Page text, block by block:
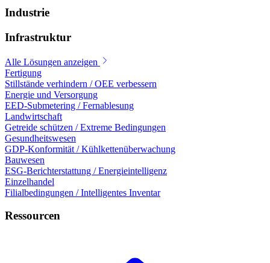
Industrie
Infrastruktur
Alle Lösungen anzeigen
Fertigung
Stillstände verhindern / OEE verbessern
Energie und Versorgung
EED-Submetering / Fernablesung
Landwirtschaft
Getreide schützen / Extreme Bedingungen
Gesundheitswesen
GDP-Konformität / Kühlkettenüberwachung
Bauwesen
ESG-Berichterstattung / Energieintelligenz
Einzelhandel
Filialbedingungen / Intelligentes Inventar
Ressourcen